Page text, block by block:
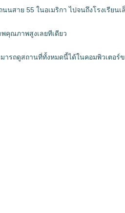
าย 55 ในอเมริกา ไปจนถึงโรงเรียนเ
คุณภาพสูงเลยทีเดียว
รถดูสถานที่ทั้งหมดนี้ได้ในคอมพิวเตอร์